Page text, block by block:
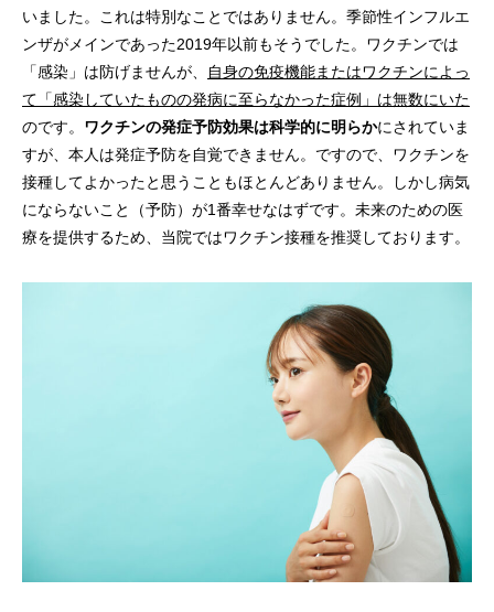
いました。これは特別なことではありません。季節性インフルエ
ンザがメインであった2019年以前もそうでした。ワクチンでは
「感染」は防げませんが、
自身の免疫機能またはワクチンによっ
て「感染していたものの発病に至らなかった症例」は無数にいた
のです。 ワクチンの発症予防効果は科学的に明らかにされていま
すが、本人は発症予防を自覚できません。ですので、ワクチンを
接種してよかったと思うこともほとんどありません。しかし病気
にならないこと（予防）が1番幸せなはずです。未来のための医
療を提供するため、当院ではワクチン接種を推奨しております。